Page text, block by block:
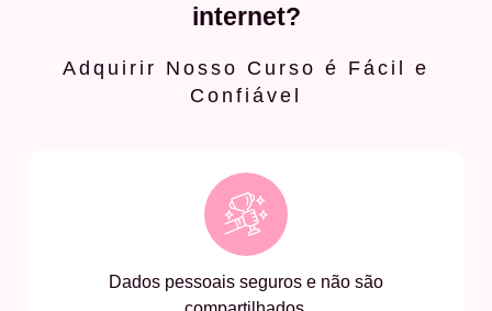
internet?
Adquirir Nosso Curso é Fácil e
Confiável
Dados pessoais seguros e não são